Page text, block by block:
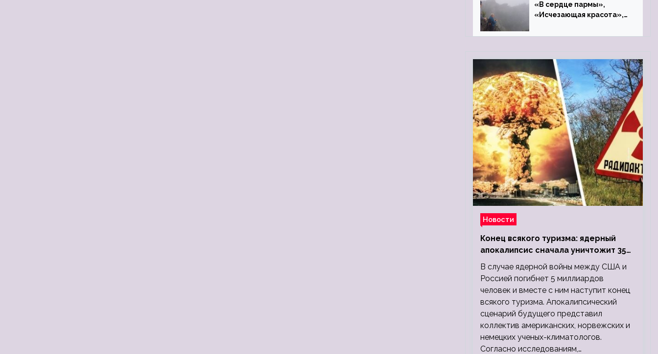
«В сердце пармы»,
«Исчезающая красота»,
Новости
Конец всякого туризма: ядерный
апокалипсис сначала уничтожит 350
миллионов, а потом 5 миллиардов
людей
В случае ядерной войны между США и
Россией погибнет 5 миллиардов
человек и вместе с ним наступит конец
всякого туризма. Апокалипсический
сценарий будущего представил
коллектив американских, норвежских и
немецких ученых-климатологов.
Согласно исследованиям,…